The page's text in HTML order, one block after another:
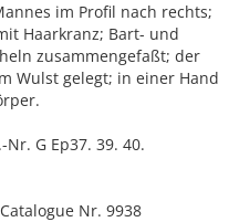
im Profil nach rechts;
Haarkranz; Bart- und
zusammengefaßt; der
Wulst gelegt; in einer Hand
G Ep37. 39. 40.
Nr. 9938